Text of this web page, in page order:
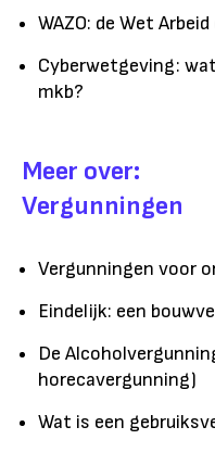
WAZO: de Wet
Cyberwetgeving:
mkb?
Meer over:
Vergunningen
Vergunningen voor
Eindelijk: een
De
horecavergunning)
Wat is een